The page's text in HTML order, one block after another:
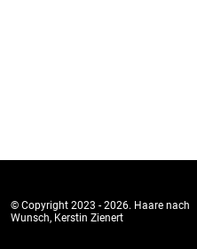
© Copyright 2023 - 2026. Haare nach
Wunsch, Kerstin Zienert